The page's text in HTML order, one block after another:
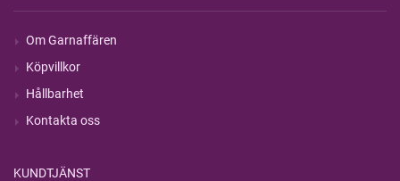
Om Garnaffären
Köpvillkor
Hållbarhet
Kontakta oss
KUNDTJÄNST